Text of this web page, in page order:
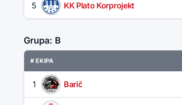
5 KK Plato Korprojekt
Grupa: B
# EKIPA
1 Barič